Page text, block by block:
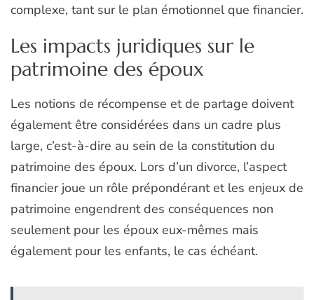
complexe, tant sur le plan émotionnel que financier.
Les impacts juridiques sur le
patrimoine des époux
Les notions de récompense et de partage doivent
également être considérées dans un cadre plus
large, c’est-à-dire au sein de la constitution du
patrimoine des époux. Lors d’un divorce, l’aspect
financier joue un rôle prépondérant et les enjeux de
patrimoine engendrent des conséquences non
seulement pour les époux eux-mêmes mais
également pour les enfants, le cas échéant.